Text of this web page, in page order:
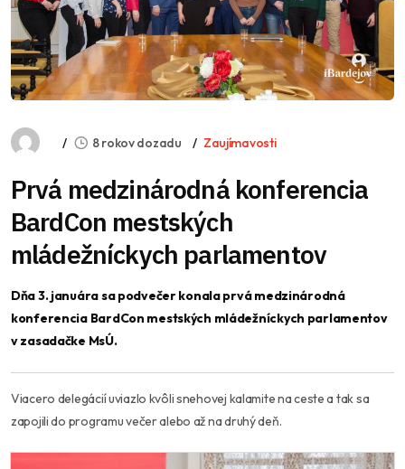
8 rokov dozadu Zaujímavosti
Prvá medzinárodná konferencia
BardCon mestských
mládežníckych parlamentov
Dňa 3. januára sa podvečer konala prvá medzinárodná
konferencia BardCon mestských mládežníckych parlamentov
v zasadačke MsÚ.
Viacero delegácií uviazlo kvôli snehovej kalamite na ceste a tak sa
zapojili do programu večer alebo až na druhý deň.